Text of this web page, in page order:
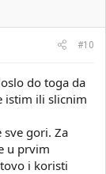
#10
do toga da
istim ili slicnim
sve gori. Za
u prvim
i koristi